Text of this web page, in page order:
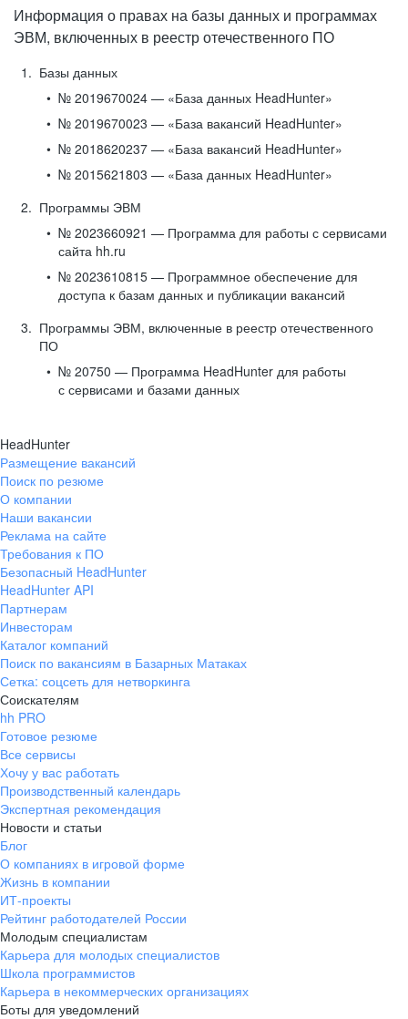
Информация о правах на базы данных и программах
ЭВМ, включенных в реестр отечественного ПО
Базы данных
№ 2019670024 — «База данных HeadHunter»
№ 2019670023 — «База вакансий HeadHunter»
№ 2018620237 — «База вакансий HeadHunter»
№ 2015621803 — «База данных HeadHunter»
Программы ЭВМ
№ 2023660921 — Программа для работы с сервисами
сайта hh.ru
№ 2023610815 — Программное обеспечение для
доступа к базам данных и публикации вакансий
Программы ЭВМ, включенные в реестр отечественного
ПО
№ 20750 — Программа HeadHunter для работы
с сервисами и базами данных
HeadHunter
Размещение вакансий
Поиск по резюме
О компании
Наши вакансии
Реклама на сайте
Требования к ПО
Безопасный HeadHunter
HeadHunter API
Партнерам
Инвесторам
Каталог компаний
Поиск по вакансиям в Базарных Матаках
Сетка: соцсеть для нетворкинга
Соискателям
hh PRO
Готовое резюме
Все сервисы
Хочу у вас работать
Производственный календарь
Экспертная рекомендация
Новости и статьи
Блог
О компаниях в игровой форме
Жизнь в компании
ИТ-проекты
Рейтинг работодателей России
Молодым специалистам
Карьера для молодых специалистов
Школа программистов
Карьера в некоммерческих организациях
Боты для уведомлений